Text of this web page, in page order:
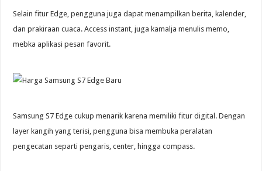
Selain fitur Edge, pengguna juga dapat menampilkan berita, kalender,
dan prakiraan cuaca. Access instant, juga kamalja menulis memo,
mebka aplikasi pesan favorit.
Samsung S7 Edge cukup menarik karena memiliki fitur digital. Dengan
layer kangih yang terisi, pengguna bisa membuka peralatan
pengecatan separti pengaris, center, hingga compass.